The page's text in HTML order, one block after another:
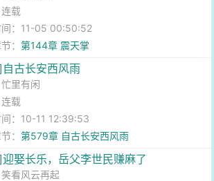
载
间：11-05 00:50:52
：第144章 震天掌
古长安西风雨
忙里有闲
载
间：10-11 12:39:53
：第579章 自古长安西风雨
娶长乐，岳父李世民赚麻了
笑看风云再起